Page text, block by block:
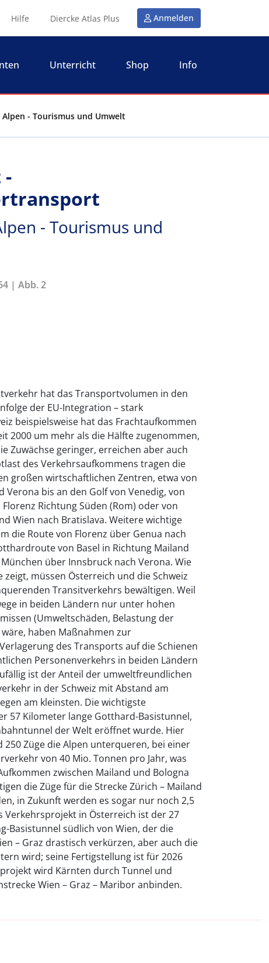
Hilfe Diercke Atlas Plus Anmelden
Unterricht Shop Info
- Tourismus und Umwelt
- Tourismus und
| Abb. 2
hat das Transportvolumen in den
der EU-Integration – stark
beispielsweise hat das Frachtaufkommen
2000 um mehr als die Hälfte zugenommen,
Zuwächse geringer, erreichen aber auch
des Verkehrsaufkommens tragen die
großen wirtschaftlichen Zentren, etwa von
Verona bis an den Golf von Venedig, von
Richtung Süden (Rom) oder von
Wien nach Bratislava. Weitere wichtige
die Route von Florenz über Genua nach
von Basel in Richtung Mailand
über Innsbruck nach Verona. Wie
müssen Österreich und die Schweiz
Transitverkehrs bewältigen. Weil
in beiden Ländern nur unter hohen
(Umweltschäden, Belastung der
haben Maßnahmen zur
des Transports auf die Schienen
Personenverkehrs in beiden Ländern
ist der Anteil der umweltfreundlichen
in der Schweiz mit Abstand am
am kleinsten. Die wichtigste
57 Kilometer lange Gotthard-Basistunnel,
der Welt eröffnet wurde. Hier
Züge die Alpen unterqueren, bei einer
von 40 Mio. Tonnen pro Jahr, was
zwischen Mailand und Bologna
die Züge für die Strecke Zürich – Mailand
in Zukunft werden es sogar nur noch 2,5
Verkehrsprojekt in Österreich ist der 27
Basistunnel südlich von Wien, der die
– Graz drastisch verkürzen, aber auch die
wird; seine Fertigstellung ist für 2026
wird Kärnten durch Tunnel und
Wien – Graz – Maribor anbinden.